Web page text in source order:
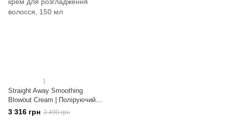
1
Straight Away Smoothing
Blowout Cream | Поліруючий
крем для розгладження
волосся, 150 мл
3 316 грн 3 490 грн